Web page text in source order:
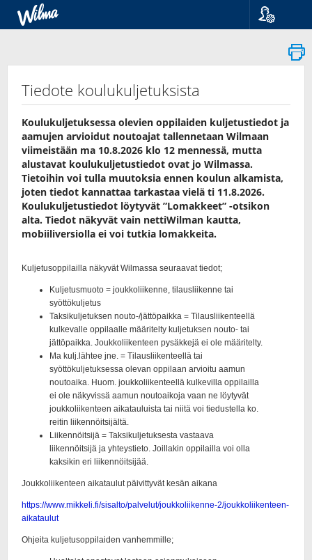
Suomi
Svenska
Tiedote koulukuljetuksista
Koulukuljetuksessa olevien oppilaiden kuljetustiedot ja
aamujen arvioidut noutoajat tallennetaan Wilmaan
viimeistään ma 10.8.2026 klo 12 mennessä, mutta
alustavat koulukuljetustiedot ovat jo Wilmassa.
Tietoihin voi tulla muutoksia ennen koulun alkamista,
joten tiedot kannattaa tarkastaa vielä ti 11.8.2026.
Koulukuljetustiedot löytyvät ”Lomakkeet” -otsikon
alta. Tiedot näkyvät vain nettiWilman kautta,
mobiiliversiolla ei voi tutkia lomakkeita.